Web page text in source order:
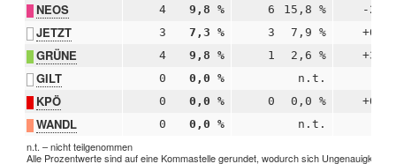
NEOS 4 9,8 % 6 15,8 % -2
JETZT 3 7,3 % 3 7,9 % +0
GRÜNE 4 9,8 % 1 2,6 % +3
GILT 0 0,0 % n.t.
KPÖ 0 0,0 % 0 0,0 % +0
WANDL 0 0,0 % n.t.
n.t. – nicht teilgenommen
Alle Prozentwerte sind auf eine Kommastelle gerundet, wodurch sich